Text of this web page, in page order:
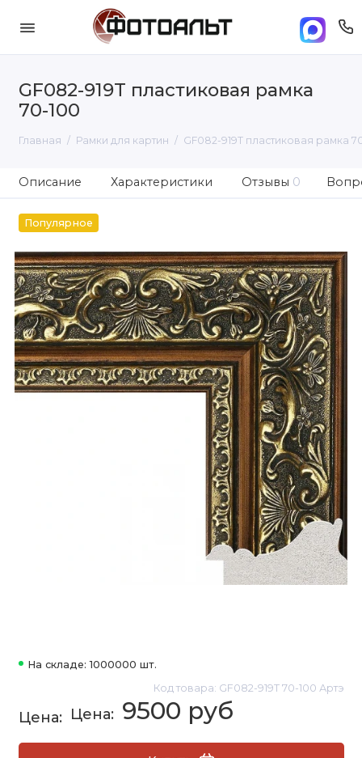
GF082-919T пластиковая рамка
70-100
Главная Рамки для картин GF082-919T пластиковая рамка
Описание Характеристики Отзывы 0
Популярное
На складе: 1000000 шт.
Код товара: GF082-919T 70-100 Артэ
9500 руб